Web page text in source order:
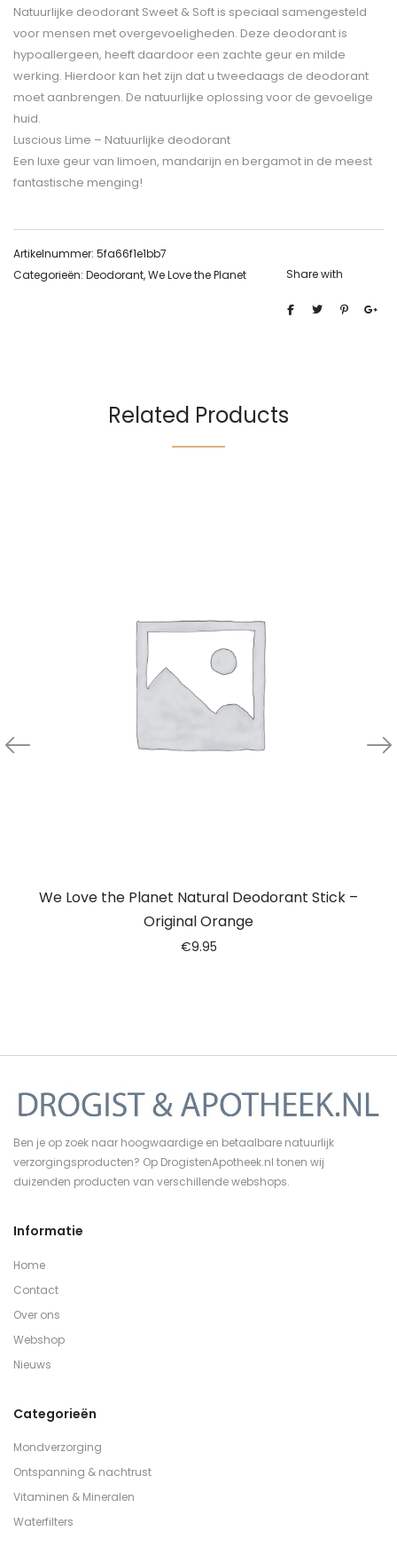
Natuurlijke deodorant Sweet & Soft is speciaal samengesteld
voor mensen met overgevoeligheden. Deze deodorant is
hypoallergeen, heeft daardoor een zachte geur en milde
werking. Hierdoor kan het zijn dat u tweedaags de deodorant
moet aanbrengen. De natuurlijke oplossing voor de gevoelige
huid.
Luscious Lime – Natuurlijke deodorant
Een luxe geur van limoen, mandarijn en bergamot in de meest
fantastische menging!
Artikelnummer: 5fa66f1e1bb7
Categorieën: Deodorant,We Love the Planet Share with
Related Products
We Love the Planet Natural Deodorant Stick –
Original Orange
€9.95
Ben je op zoek naar hoogwaardige en betaalbare natuurlijk
verzorgingsproducten? Op DrogistenApotheek.nl tonen wij
duizenden producten van verschillende webshops.
Informatie
Home
Contact
Over ons
Webshop
Nieuws
Categorieën
Mondverzorging
Ontspanning & nachtrust
Vitaminen & Mineralen
Waterfilters